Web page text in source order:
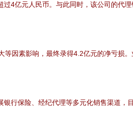
4亿元人民币。与此同时，该公司的代
因素影响，最终录得4.2亿元的净亏损
行保险、经纪代理等多元化销售渠道，